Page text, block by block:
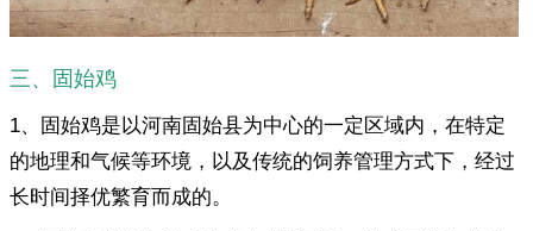
三、固始鸡
1、固始鸡是以河南固始县为中心的一定区域内，在特定
的地理和气候等环境，以及传统的饲养管理方式下，经过
长时间择优繁育而成的。